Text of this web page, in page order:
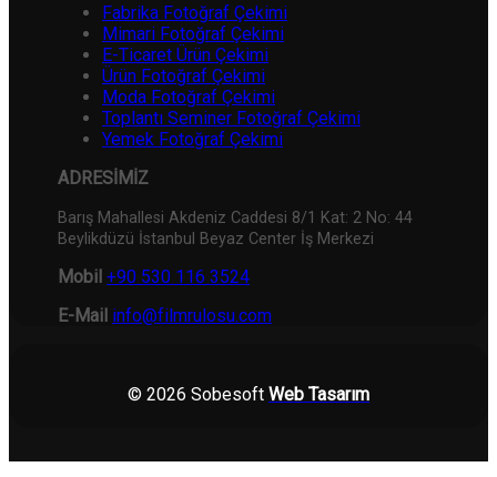
Fabrika Fotoğraf Çekimi
Mimari Fotoğraf Çekimi
E-Ticaret Ürün Çekimi
Ürün Fotoğraf Çekimi
Moda Fotoğraf Çekimi
Toplantı Seminer Fotoğraf Çekimi
Yemek Fotoğraf Çekimi
ADRESİMİZ
Barış Mahallesi Akdeniz Caddesi 8/1 Kat: 2 No: 44
Beylikdüzü İstanbul Beyaz Center İş Merkezi
Mobil +90 530 116 3524
E-Mail info@filmrulosu.com
© 2026 Sobesoft Web Tasarım